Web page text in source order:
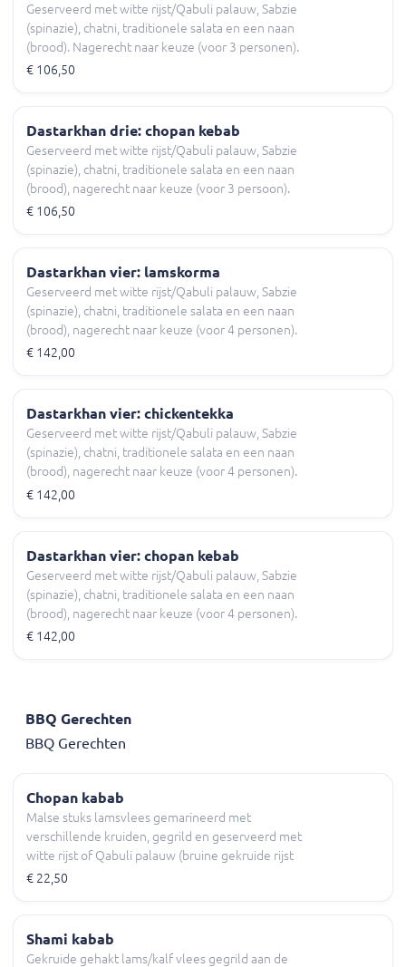
Geserveerd met witte rijst/Qabuli palauw, Sabzie
(spinazie), chatni, traditionele salata en een naan
(brood). Nagerecht naar keuze (voor 3 personen).
€ 106,50
Dastarkhan drie: chopan kebab
Geserveerd met witte rijst/Qabuli palauw, Sabzie
(spinazie), chatni, traditionele salata en een naan
(brood), nagerecht naar keuze (voor 3 persoon).
€ 106,50
Dastarkhan vier: lamskorma
Geserveerd met witte rijst/Qabuli palauw, Sabzie
(spinazie), chatni, traditionele salata en een naan
(brood), nagerecht naar keuze (voor 4 personen).
€ 142,00
Dastarkhan vier: chickentekka
Geserveerd met witte rijst/Qabuli palauw, Sabzie
(spinazie), chatni, traditionele salata en een naan
(brood), nagerecht naar keuze (voor 4 personen).
€ 142,00
Dastarkhan vier: chopan kebab
Geserveerd met witte rijst/Qabuli palauw, Sabzie
(spinazie), chatni, traditionele salata en een naan
(brood), nagerecht naar keuze (voor 4 personen).
€ 142,00
BBQ Gerechten
BBQ Gerechten
Chopan kabab
Malse stuks lamsvlees gemarineerd met
verschillende kruiden, gegrild en geserveerd met
witte rijst of Qabuli palauw (bruine gekruide rijst
met licht gebakken rozijnen, wortels en
€ 22,50
Shami kabab
Gekruide gehakt lams/kalf vlees gegrild aan de